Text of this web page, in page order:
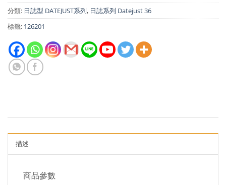
分類: 日誌型 DATEJUST系列, 日誌系列 Datejust 36
標籤: 126201
描述
商品參數